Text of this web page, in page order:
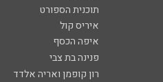
תוכנית הספורט
איריס קול
איפה הכסף
פנינה בת צבי
רון קופמן ואריה אלדד